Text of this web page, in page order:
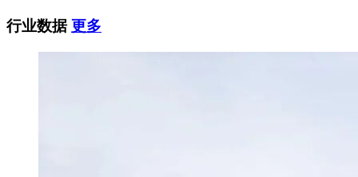
(1)为防控疫情，按照最大限度减少人员聚集的要求，投标人
不到现场参与交易活动。潜在投标人注意关注本项目直播参与
行业数据更多